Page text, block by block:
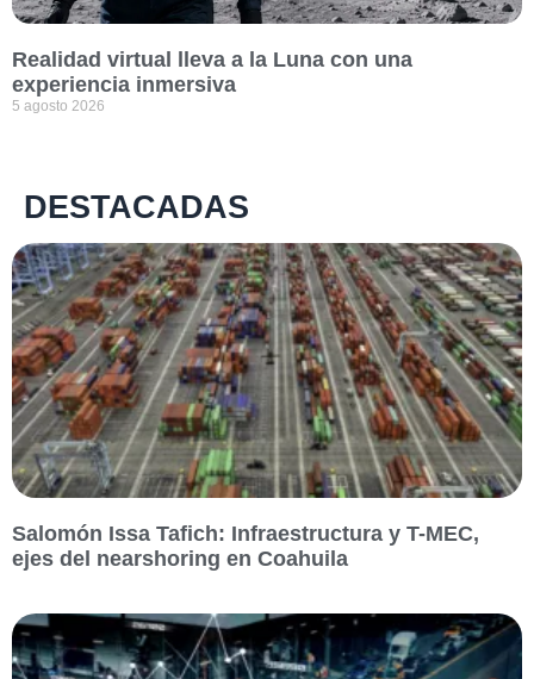
Realidad virtual lleva a la Luna con una
experiencia inmersiva
5 agosto 2026
DESTACADAS
Salomón Issa Tafich: Infraestructura y T-MEC,
ejes del nearshoring en Coahuila